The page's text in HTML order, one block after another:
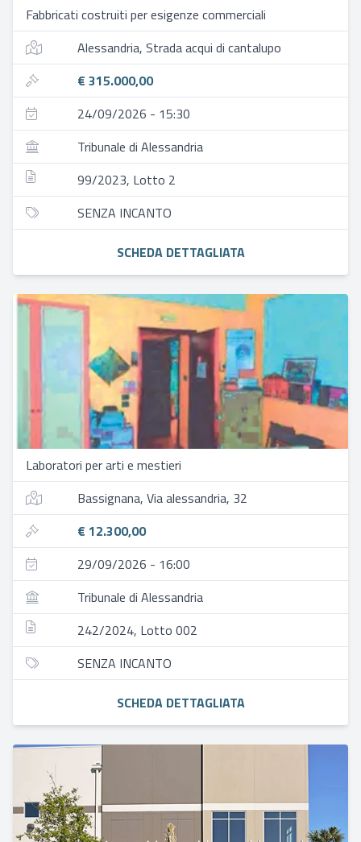
Fabbricati costruiti per esigenze commerciali
Alessandria, Strada acqui di cantalupo
€ 315.000,00
24/09/2026 - 15:30
Tribunale di Alessandria
99/2023, Lotto 2
SENZA INCANTO
SCHEDA DETTAGLIATA
Laboratori per arti e mestieri
Bassignana, Via alessandria, 32
€ 12.300,00
29/09/2026 - 16:00
Tribunale di Alessandria
242/2024, Lotto 002
SENZA INCANTO
SCHEDA DETTAGLIATA